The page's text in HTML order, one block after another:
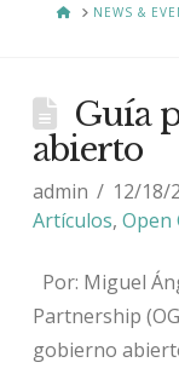
HOMENEWS &
Guía
abierto
admin
12/18/
Artículos, Open
Por: Miguel
Partnership
gobierno